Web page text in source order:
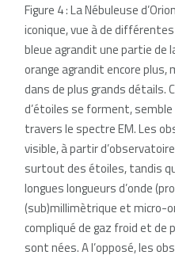
Figure 4 : La Nébuleuse
iconique, vue à de
bleue agrandit une partie de
orange agrandit encore plus,
dans de plus grands détails.
d’étoiles se forment,
travers le spectre EM. Les
visible, à partir
surtout des étoiles, tandis
longues longueurs d’onde
(sub)millimètrique et micro-
compliqué de gaz froid et
sont nées. A l’opposé, les